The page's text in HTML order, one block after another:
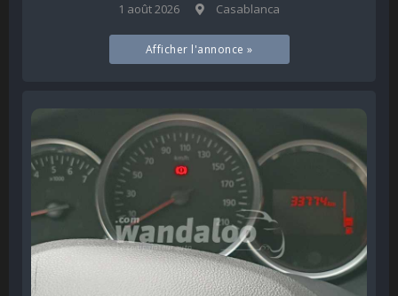
1 août 2026 Casablanca
Afficher l'annonce »